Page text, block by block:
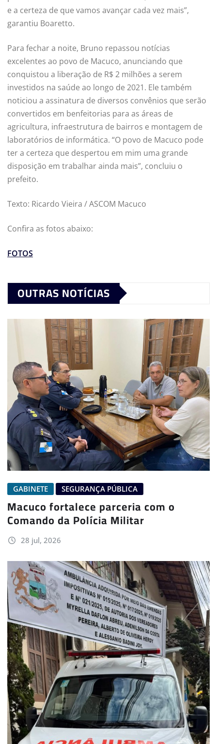
e a certeza de que vamos avançar cada vez mais”,
garantiu Boaretto.
Para fechar a noite, Bruno repassou notícias
excelentes ao povo de Macuco, anunciando que
conquistou a liberação de R$ 2 milhões a serem
investidos na saúde ao longo de 2021. Ele também
noticiou a assinatura de diversos convênios que serão
convertidos em benfeitorias para as áreas de
agricultura, infraestrutura de bairros e montagem de
laboratórios de informática. “O povo de Macuco pode
ter a certeza que despertou em mim uma grande
disposição em trabalhar ainda mais”, concluiu o
prefeito.
Texto: Ricardo Vieira / ASCOM Macuco
Confira as fotos abaixo:
FOTOS
OUTRAS NOTÍCIAS
GABINETE SEGURANÇA PÚBLICA
Macuco fortalece parceria com o
Comando da Polícia Militar
28 jul, 2026